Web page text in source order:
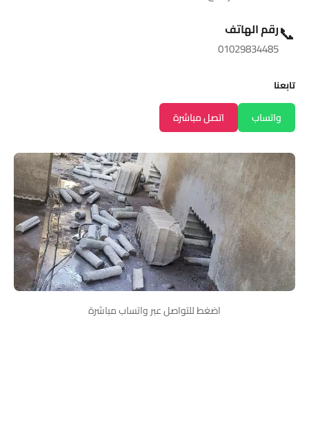
📞رقم الهاتف
01029834485
تابعنا
واتساب اتصل مباشرة
اضغط للتواصل عبر واتساب مباشرة